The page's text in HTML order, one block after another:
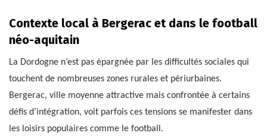
Contexte local à Bergerac et dans le football
néo-aquitain
La Dordogne n’est pas épargnée par les difficultés sociales qui
touchent de nombreuses zones rurales et périurbaines.
Bergerac, ville moyenne attractive mais confrontée à certains
défis d’intégration, voit parfois ces tensions se manifester dans
les loisirs populaires comme le football.